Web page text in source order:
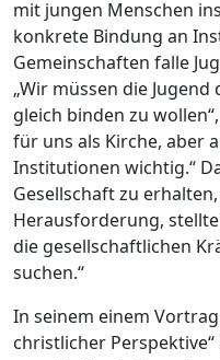
mit jungen Menschen
konkrete Bindung an
Gemeinschaften falle
„Wir müssen die
gleich binden zu
für uns als Kirche, aber
Institutionen wichtig.“
Gesellschaft zu
Herausforderung, stellte
die gesellschaftlichen
suchen.“
In seinem einem
christlicher